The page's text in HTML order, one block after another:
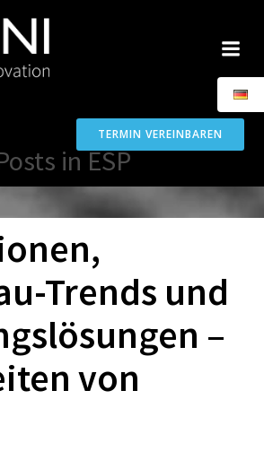
TERMIN VEREINBAREN
in ESP
Trends und
–
von